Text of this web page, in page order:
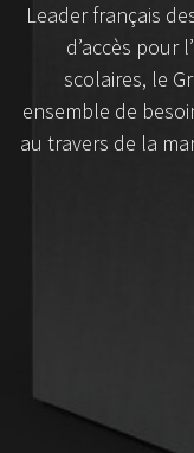
Leader français
d’accès pour
scolaires, le
ensemble de
au travers de la